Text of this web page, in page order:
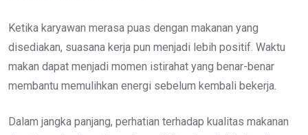
Ketika karyawan merasa puas dengan makanan yang
disediakan, suasana kerja pun menjadi lebih positif. Waktu
makan dapat menjadi momen istirahat yang benar-benar
membantu memulihkan energi sebelum kembali bekerja.
Dalam jangka panjang, perhatian terhadap kualitas makanan